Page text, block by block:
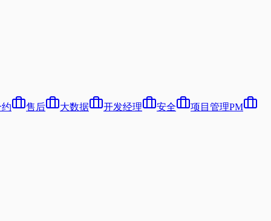
售后 大数据 开发经理 安全 项目管理PM